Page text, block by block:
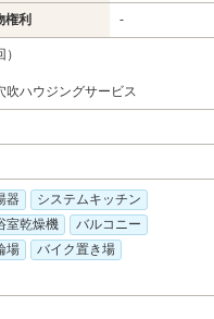
権利 -
吹ハウジングサービス
器
システムキッチン
室乾燥機
バルコニー
場
バイク置き場